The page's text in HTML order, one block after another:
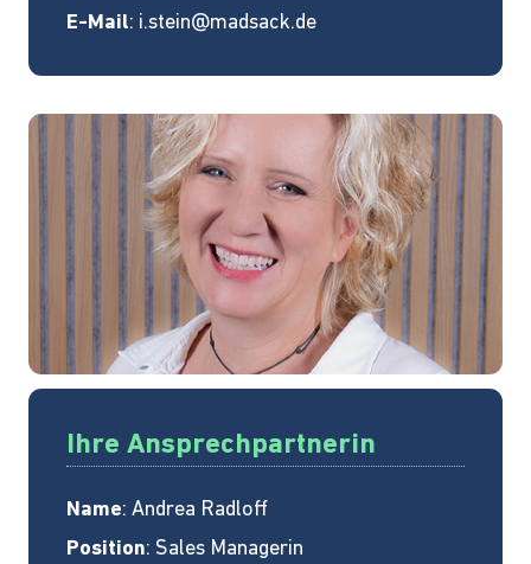
E-Mail: i.stein@madsack.de
Ihre Ansprechpartnerin
Name: Andrea Radloff
Position: Sales Managerin